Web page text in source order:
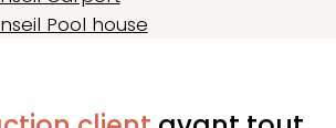
Pool house